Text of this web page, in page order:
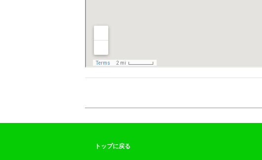
トップに戻る